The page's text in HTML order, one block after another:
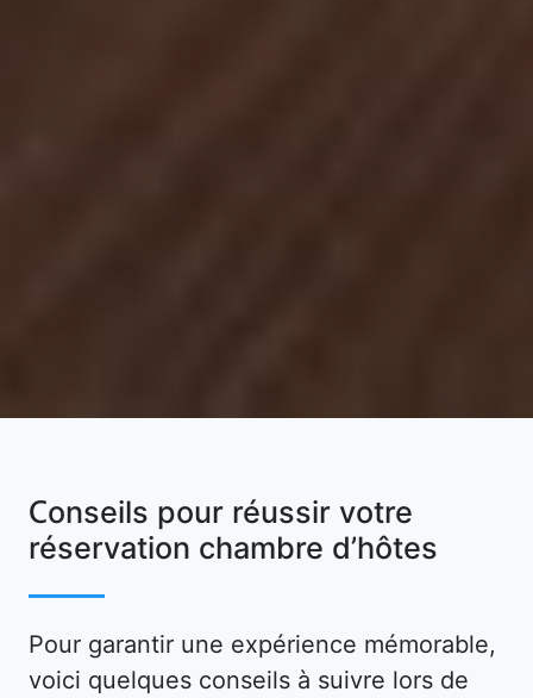
Conseils pour réussir votre
réservation chambre d’hôtes
Pour garantir une expérience mémorable,
voici quelques conseils à suivre lors de